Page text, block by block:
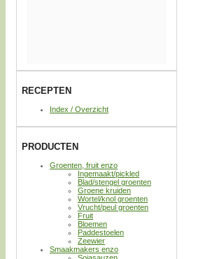
RECEPTEN
Index / Overzicht
PRODUCTEN
Groenten, fruit enzo
Ingemaakt/pickled
Blad/stengel groenten
Groene kruiden
Wortel/knol groenten
Vrucht/peul groenten
Fruit
Bloemen
Paddestoelen
Zeewier
Smaakmakers enzo